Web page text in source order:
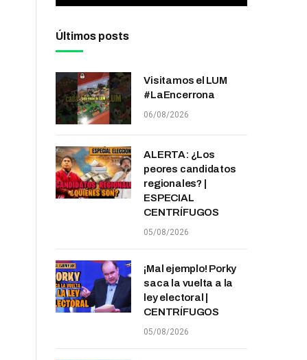
Últimos posts
Visitamos el LUM
#LaEncerrona
06/08/2026
ALERTA: ¿Los
peores candidatos
regionales? |
ESPECIAL
CENTRÍFUGOS
05/08/2026
¡Mal ejemplo! Porky
saca la vuelta a la
ley electoral |
CENTRÍFUGOS
05/08/2026